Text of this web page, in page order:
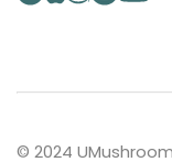
© 2024